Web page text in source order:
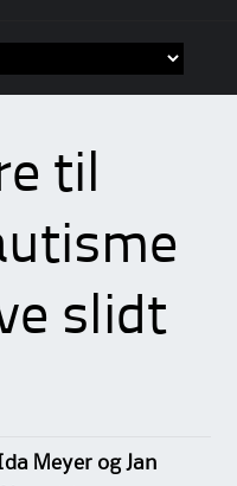
til
slidt
Meyer og Jan